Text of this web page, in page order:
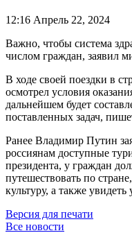
12:16 Апрель 22, 2024
Важно, чтобы система
числом граждан, заявил
В ходе своей поездки в
осмотрел условия
дальнейшем будет
поставленных задач,
Ранее Владимир Путин
россиянам доступные
президента, у граждан
путешествовать по
культуру, а также
Версия для печати
Все новости